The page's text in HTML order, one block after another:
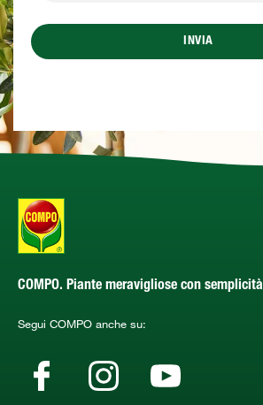
INVIA
COMPO. Piante meravigliose con semplicità
Segui COMPO anche su: